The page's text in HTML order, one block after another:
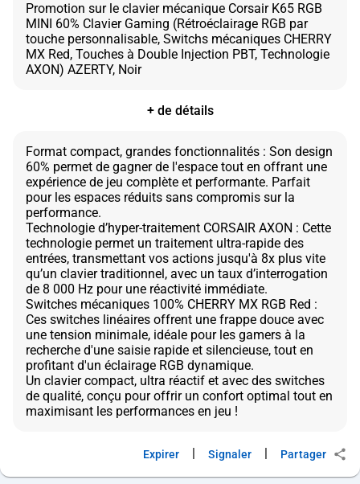
Promotion sur le clavier mécanique Corsair K65 RGB
MINI 60% Clavier Gaming (Rétroéclairage RGB par
touche personnalisable, Switchs mécaniques CHERRY
MX Red, Touches à Double Injection PBT, Technologie
+ de détails
Format compact, grandes fonctionnalités : Son design
60% permet de gagner de l'espace tout en offrant une
expérience de jeu complète et performante. Parfait
pour les espaces réduits sans compromis sur la
performance.
Technologie d’hyper-traitement CORSAIR AXON : Cette
technologie permet un traitement ultra-rapide des
entrées, transmettant vos actions jusqu'à 8x plus vite
qu’un clavier traditionnel, avec un taux d’interrogation
de 8 000 Hz pour une réactivité immédiate.
Switches mécaniques 100% CHERRY MX RGB Red :
Ces switches linéaires offrent une frappe douce avec
une tension minimale, idéale pour les gamers à la
recherche d'une saisie rapide et silencieuse, tout en
profitant d'un éclairage RGB dynamique.
Un clavier compact, ultra réactif et avec des switches
de qualité, conçu pour offrir un confort optimal tout en
Expirer Signaler Partager